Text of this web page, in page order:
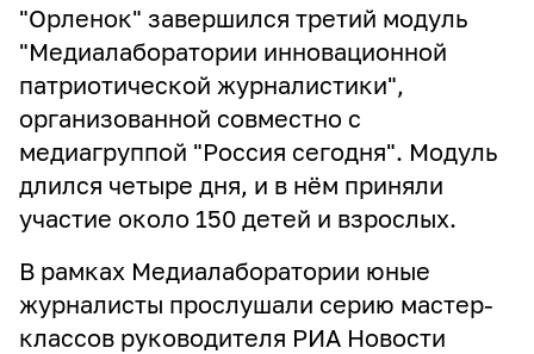
"Орленок" завершился третий модуль
"Медиалаборатории инновационной
патриотической журналистики",
организованной совместно с
медиагруппой "Россия сегодня". Модуль
длился четыре дня, и в нём приняли
участие около 150 детей и взрослых.
В рамках Медиалаборатории юные
журналисты прослушали серию мастер-
классов руководителя РИА Новости